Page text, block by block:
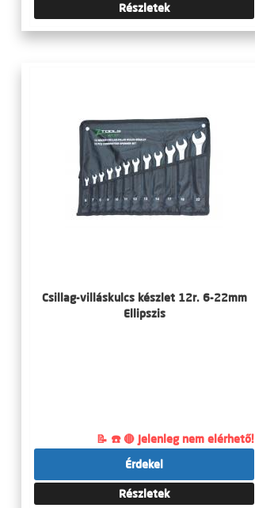
Részletek
Csillag-villáskulcs készlet 12r. 6-22mm
Ellipszis
📝 ☎️ 🔴 Jelenleg nem elérhető!
Érdekel
Részletek